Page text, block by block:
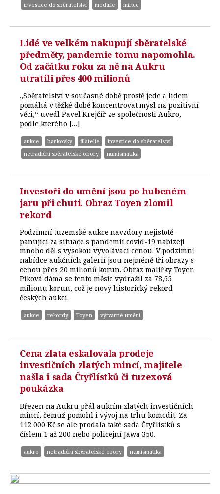
investice do sběratelství medaile mince
Lidé ve velkém nakupují sběratelské
předměty, pandemie tomu napomohla.
Od začátku roku za ně na Aukru
utratili přes 400 milionů
„Sběratelství v současné době prostě jede a lidem
pomáhá v těžké době koncentrovat mysl na pozitivní
věci,“ uvedl Pavel Krejčíř ze společnosti Aukro,
podle kterého […]
aukce bankovky filatelie
investice do sběratelství
netradiční sběratelské obory
numismatika
Investoři do umění jsou po hubeném
jaru při chuti. Obraz Toyen zlomil
rekord
Podzimní tuzemské aukce navzdory nejistotě
panující za situace s pandemií covid-19 nabízejí
mnoho děl s vysokou vyvolávací cenou. V podzimní
nabídce aukčních galerií jsou nejméně tři obrazy s
cenou přes 20 milionů korun. Obraz malířky Toyen
Piková dáma se tento měsíc vydražil za 78,65
milionu korun, což je nový historický rekord
českých aukcí.
aukce rekordy Toyen výtvarné umění
Cena zlata eskalovala prodeje
investičních zlatých mincí, majitele
našla i sada Čtyřlístků či tuzexová
poukázka
Březen na Aukru přál aukcím zlatých investičních
mincí, čemuž pomohl i vývoj na trhu komodit. Za
112 000 Kč se ale prodala také sada Čtyřlístků s
číslem 1 až 200 nebo policejní Jawa 350.
aukro netradiční sběratelské obory numismatika